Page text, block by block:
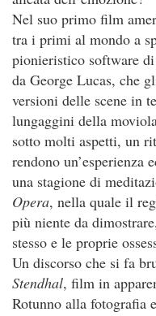
Nel suo primo film
tra i primi al mondo a
pionieristico software
da George Lucas, che
versioni delle scene in
lungaggini della
sotto molti aspetti, un
rendono un’esperienza
una stagione di
Opera, nella quale il
più niente da
stesso e le proprie
Un discorso che si fa
Stendhal, film in
Rotunno alla fotografia